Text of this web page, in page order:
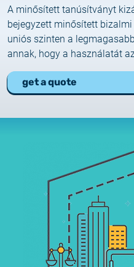
2025.06.12.
NETLOCK information
Chrome Program
A minősített tanúsítványt
bejegyzett minősített
uniós szinten a
annak, hogy a használatát
get a quote